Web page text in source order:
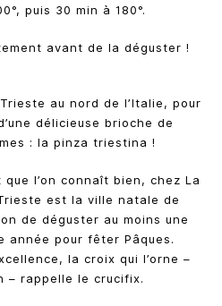
puis 30 min à 180°.
avant de la déguster !
au nord de l’Italie, pour
délicieuse brioche de
: la pinza triestina !
l’on connaît bien, chez La
est la ville natale de
de déguster au moins une
année pour fêter Pâques.
la croix qui l’orne –
– rappelle le crucifix.